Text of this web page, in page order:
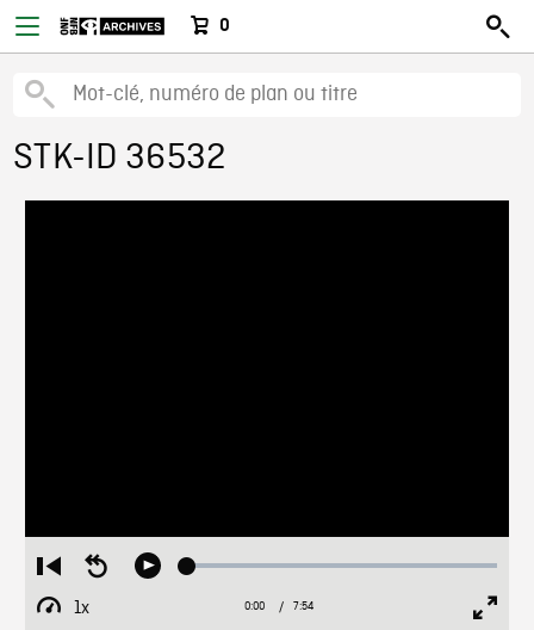
0
STK-ID 36532
Restart
from
beginning
Seek
Play Loaded:
1x
Playback
Current
0:00 / Duration
7:54